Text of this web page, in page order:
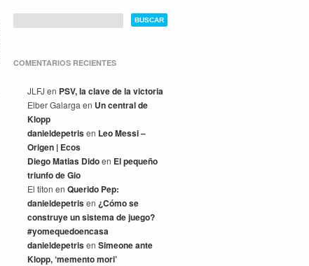
COMENTARIOS RECIENTES
JLFJ en PSV, la clave de la victoria
Elber Galarga en Un central de
Klopp
danieldepetrisen Leo Messi –
Origen | Ecos
Diego Matias Didoen El pequeño
triunfo de Gio
El titon en Querido Pep:
danieldepetrisen ¿Cómo se
construye un sistema de juego?
#yomequedoencasa
danieldepetrisen Simeone ante
Klopp, ‘memento mori’